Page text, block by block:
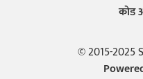
कोड
© 2015-2025